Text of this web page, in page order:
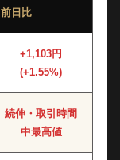
前日比
+1,103円
(+1.55%)
続伸・取引時間
中最高値